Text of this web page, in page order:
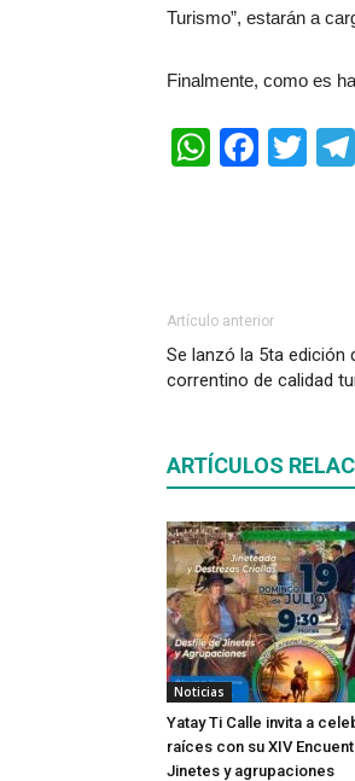
Turismo”, estarán a
Finalmente, como es
Artículo anterior
Se lanzó la 5ta edición
correntino de calidad
ARTÍCULOS
Noticias
Yatay Ti Calle invita a
raíces con su XIV
Jinetes y agrupaciones